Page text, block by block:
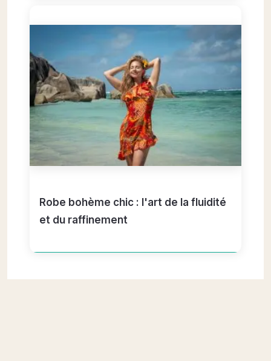
Robe bohème chic : l'art de la fluidité
et du raffinement